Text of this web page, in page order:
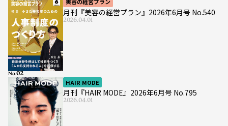
美容の経営プラン
月刊『美容の経営プラン』2026年6月号 No.540
2026.04.01
HAIR MODE
月刊『HAIR MODE』2026年6月号 No.795
2026.04.01
No.